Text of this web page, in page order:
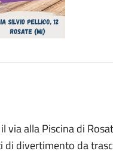
via alla Piscina di
divertimento da